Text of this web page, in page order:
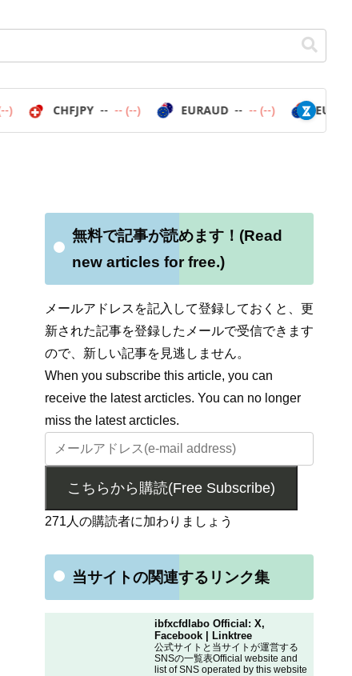
無料で記事が読めます！(Read
new articles for free.)
メールアドレスを記入して登録しておくと、更
新された記事を登録したメールで受信できます
ので、新しい記事を見逃しません。
When you subscribe this article, you can
receive the latest arcticles. You can no longer
miss the latest arcticles.
こちらから購読(Free Subscribe)
271人の購読者に加わりましょう
当サイトの関連するリンク集
ibfxcfdlabo Official: X,
Facebook | Linktree
公式サイトと当サイトが運営する
SNSの一覧表Official website and
list of SNS operated by this website